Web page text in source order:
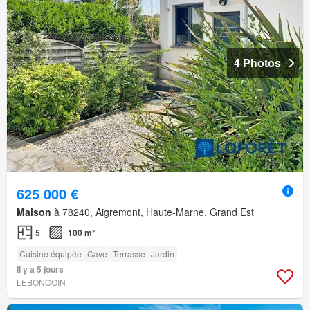
4 Photos
625 000 €
Maison à 78240, Aigremont, Haute-Marne, Grand Est
5 100 m²
Cuisine équipée Cave Terrasse Jardin
Il y a 5 jours
LEBONCOIN